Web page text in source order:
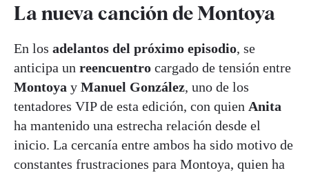
La nueva canción de Montoya
En los adelantos del próximo episodio, se
anticipa un reencuentro cargado de tensión entre
Montoya y Manuel González, uno de los
tentadores VIP de esta edición, con quien Anita
ha mantenido una estrecha relación desde el
inicio. La cercanía entre ambos ha sido motivo de
constantes frustraciones para Montoya, quien ha